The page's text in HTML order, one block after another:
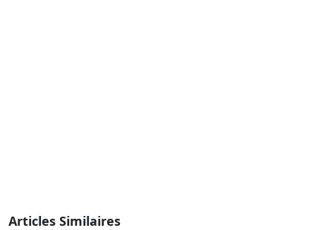
Articles Similaires